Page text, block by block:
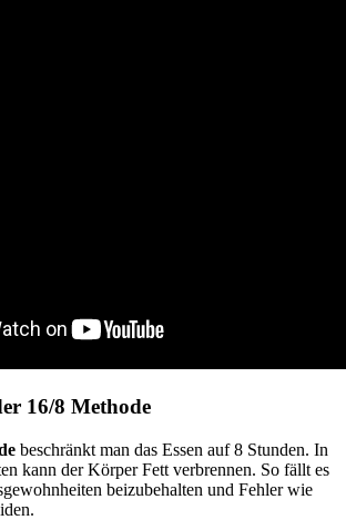
16/8 Methode
beschränkt man das Essen auf 8 Stunden. In
kann der Körper Fett verbrennen. So fällt es
beizubehalten und Fehler wie